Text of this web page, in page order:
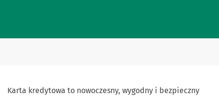
Karta kredytowa to nowoczesny, wygodny i bezpieczny